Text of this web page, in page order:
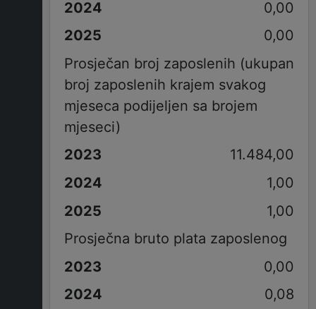
0,00
0,00
Prosječan broj zaposlenih (ukupan
broj zaposlenih krajem svakog
mjeseca podijeljen sa brojem
mjeseci)
11.484,00
1,00
1,00
Prosječna bruto plata zaposlenog
0,00
0,08